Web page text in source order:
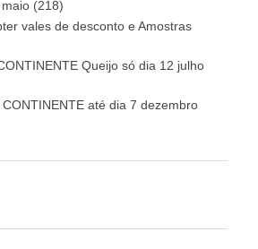
(218)
vales de desconto e Amostras
Queijo só dia 12 julho
até dia 7 dezembro